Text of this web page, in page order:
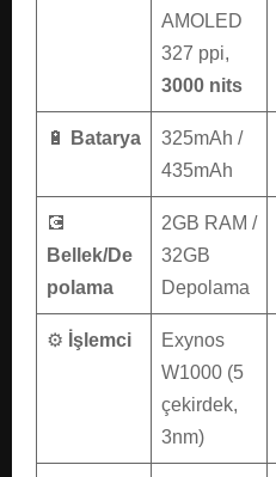
AMOLED
327 ppi,
3000 nits
🔋 Batarya
325mAh /
435mAh
💽
Bellek/De
polama
2GB RAM /
32GB
Depolama
⚙️ İşlemci
Exynos
W1000 (5
çekirdek,
3nm)